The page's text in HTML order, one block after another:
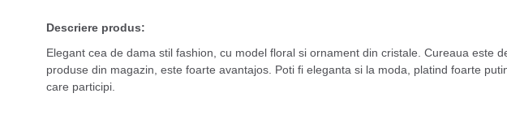
Descriere produs:
Elegant cea de dama stil fashion, cu model floral si ornament din cristale. Cureaua
produse din magazin, este foarte avantajos. Poti fi eleganta si la moda, platind foarte
care participi.